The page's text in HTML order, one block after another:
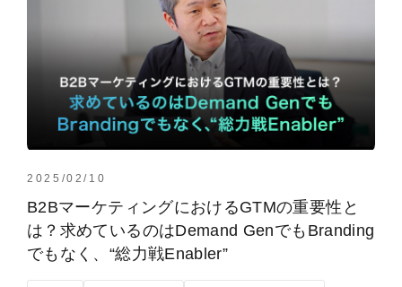
2025/02/10
B2BマーケティングにおけるGTMの重要性と
は？求めているのはDemand GenでもBranding
でもなく、“総力戦Enabler”